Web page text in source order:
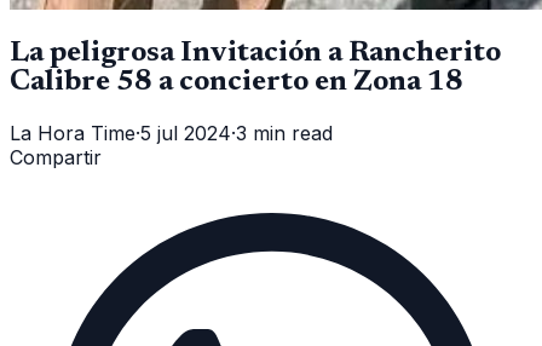
La peligrosa Invitación a Rancherito
Calibre 58 a concierto en Zona 18
La Hora Time·5 jul 2024·3 min read
Compartir